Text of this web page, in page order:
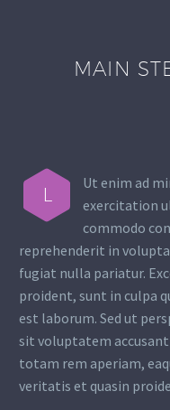
MAIN
L
Ut enim ad
exercitation
commodo
reprehenderit in
fugiat nulla pariatur.
proident, sunt in culpa
est laborum. Sed ut
sit voluptatem
totam rem aperiam,
veritatis et quasin